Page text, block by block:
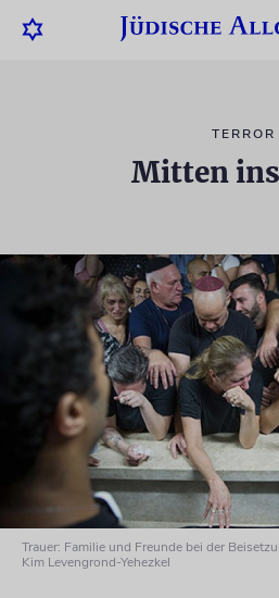
TERROR
Mitten
Trauer: Familie und Freunde bei der
Kim Levengrond-Yehezkel